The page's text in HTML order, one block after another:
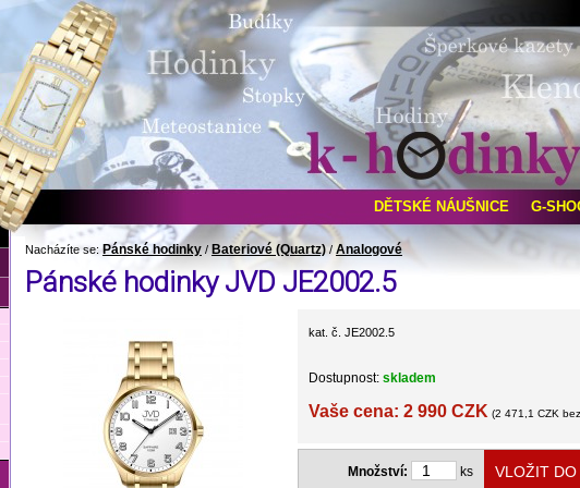
Nacházíte se: Pánské hodinky / Bateriové (Quartz) / Analogové
Pánské hodinky JVD JE2002.5
kat. č. JE2002.5
Dostupnost: skladem
Vaše cena: 2 990 CZK (2 471,1 CZK
Množství: ks
DĚTSKÉ NÁUŠNICE G-